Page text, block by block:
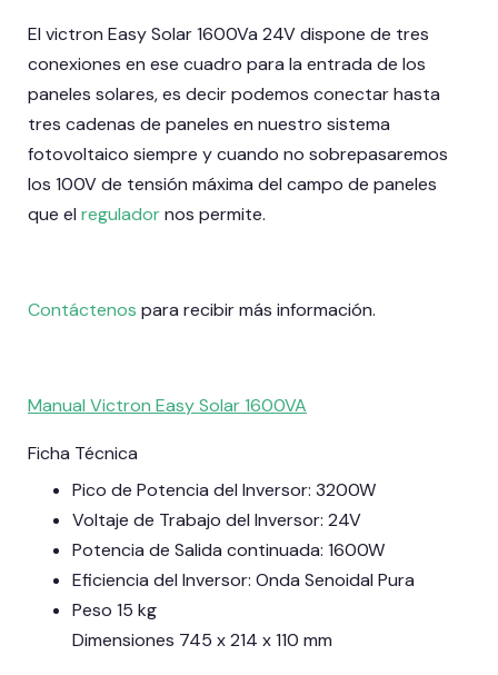
El victron Easy Solar 1600Va 24V dispone de tres
conexiones en ese cuadro para la entrada de los
paneles solares, es decir podemos conectar hasta
tres cadenas de paneles en nuestro sistema
fotovoltaico siempre y cuando no sobrepasaremos
los 100V de tensión máxima del campo de paneles
que el reguladornos permite.
Contáctenos para recibir más información.
Manual Victron Easy Solar 1600VA
Ficha Técnica
Pico de Potencia del Inversor: 3200W
Voltaje de Trabajo del Inversor: 24V
Potencia de Salida continuada: 1600W
Eficiencia del Inversor: Onda Senoidal Pura
Peso 15 kg
Dimensiones 745 x 214 x 110 mm